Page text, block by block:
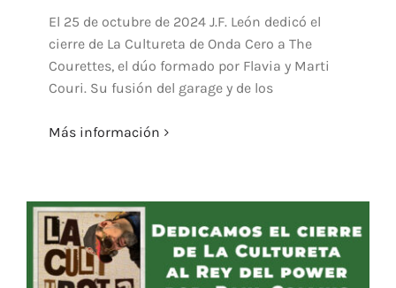
El 25 de octubre de 2024 J.F. León dedicó el
cierre de La Cultureta de Onda Cero a The
Courettes, el dúo formado por Flavia y Marti
Couri. Su fusión del garage y de los
Más información